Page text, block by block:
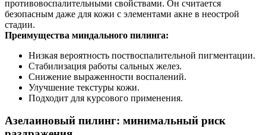
противовоспалительными свойствами. Он считается
безопасным даже для кожи с элементами акне в неострой
стадии.
Преимущества миндального пилинга:
Низкая вероятность поствоспалительной пигментации.
Стабилизация работы сальных желез.
Снижение выраженности воспалений.
Улучшение текстуры кожи.
Подходит для курсового применения.
Азелаиновый пилинг: минимальный риск